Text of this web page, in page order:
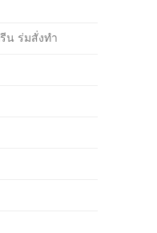
น ร่มสั่งทำ